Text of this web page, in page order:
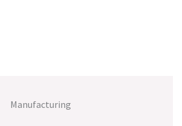
Manufacturing